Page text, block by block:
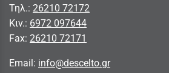
Τηλ.: 26210 72172
Κιν.: 6972 097644
Fax: 26210 72171
Email: info@descelto.gr